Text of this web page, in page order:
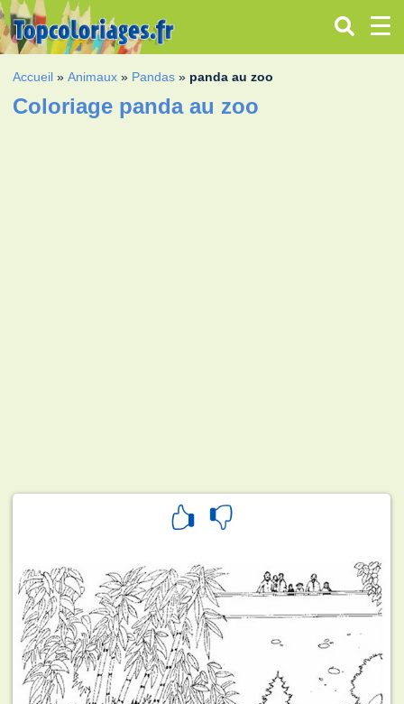
Accueil »Animaux » Pandas » panda au zoo
Coloriage panda au zoo